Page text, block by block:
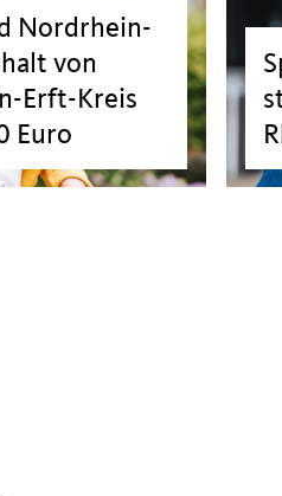
Nordrhein-
von
Erft-Kreis
Euro